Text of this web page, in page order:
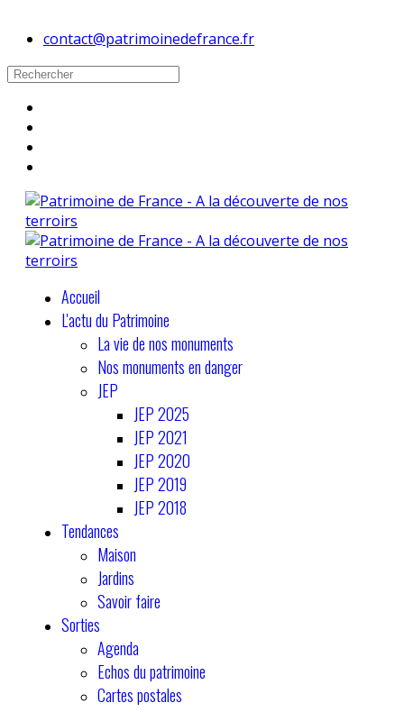
contact@patrimoinedefrance.fr
Accueil
L'actu du Patrimoine
La vie de nos monuments
Nos monuments en danger
JEP
JEP 2025
JEP 2021
JEP 2020
JEP 2019
JEP 2018
Tendances
Maison
Jardins
Savoir faire
Sorties
Agenda
Echos du patrimoine
Cartes postales